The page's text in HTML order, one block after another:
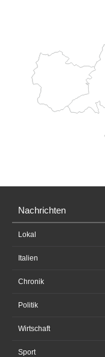
Nachrichten
Lokal
Italien
Chronik
Politik
Wirtschaft
Sport